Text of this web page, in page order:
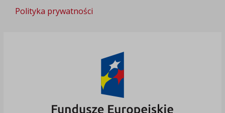
Polityka prywatności